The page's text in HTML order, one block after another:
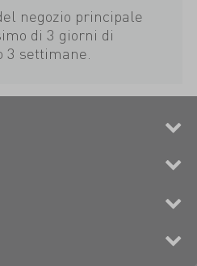
negozio principale
di 3 giorni di
3 settimane.